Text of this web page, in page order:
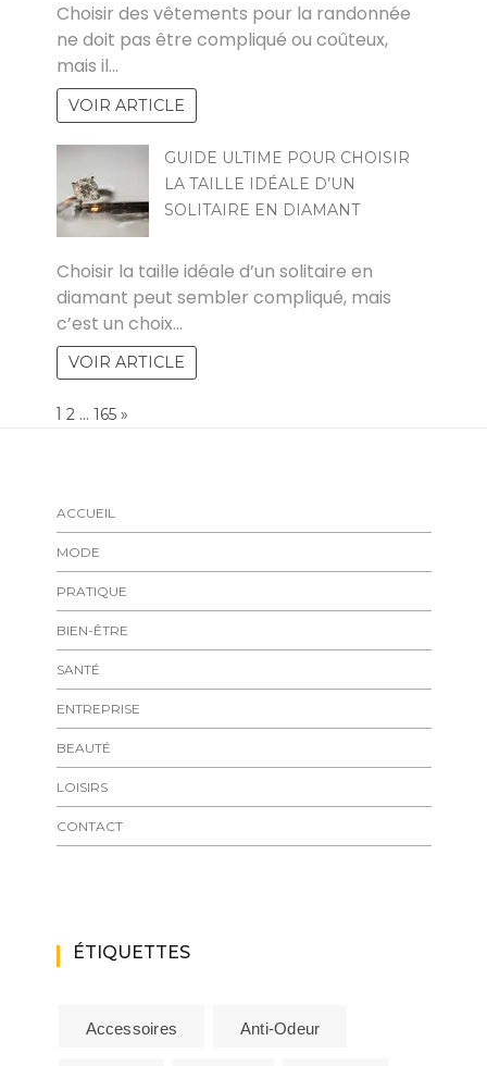
Choisir des vêtements pour la randonnée
ne doit pas être compliqué ou coûteux,
mais il…
VOIR ARTICLE
GUIDE ULTIME POUR CHOISIR
LA TAILLE IDÉALE D’UN
SOLITAIRE EN DIAMANT
Choisir la taille idéale d’un solitaire en
diamant peut sembler compliqué, mais
c’est un choix…
VOIR ARTICLE
Page:
1 2 … 165 NEXT
»
ACCUEIL
MODE
PRATIQUE
BIEN-ÊTRE
SANTÉ
ENTREPRISE
BEAUTÉ
LOISIRS
CONTACT
ÉTIQUETTES
Accessoires Anti-Odeur